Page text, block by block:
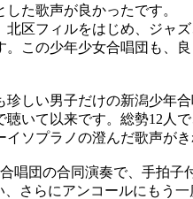
した歌声が良かったです。
区フィルをはじめ、ジャ
。この少年少女合唱団も、
しい男子だけの新潟少年
聴いて以来です。総勢12人
イソプラノの澄んだ歌声が
唱団の合同演奏で、手拍子
、さらにアンコールにもう